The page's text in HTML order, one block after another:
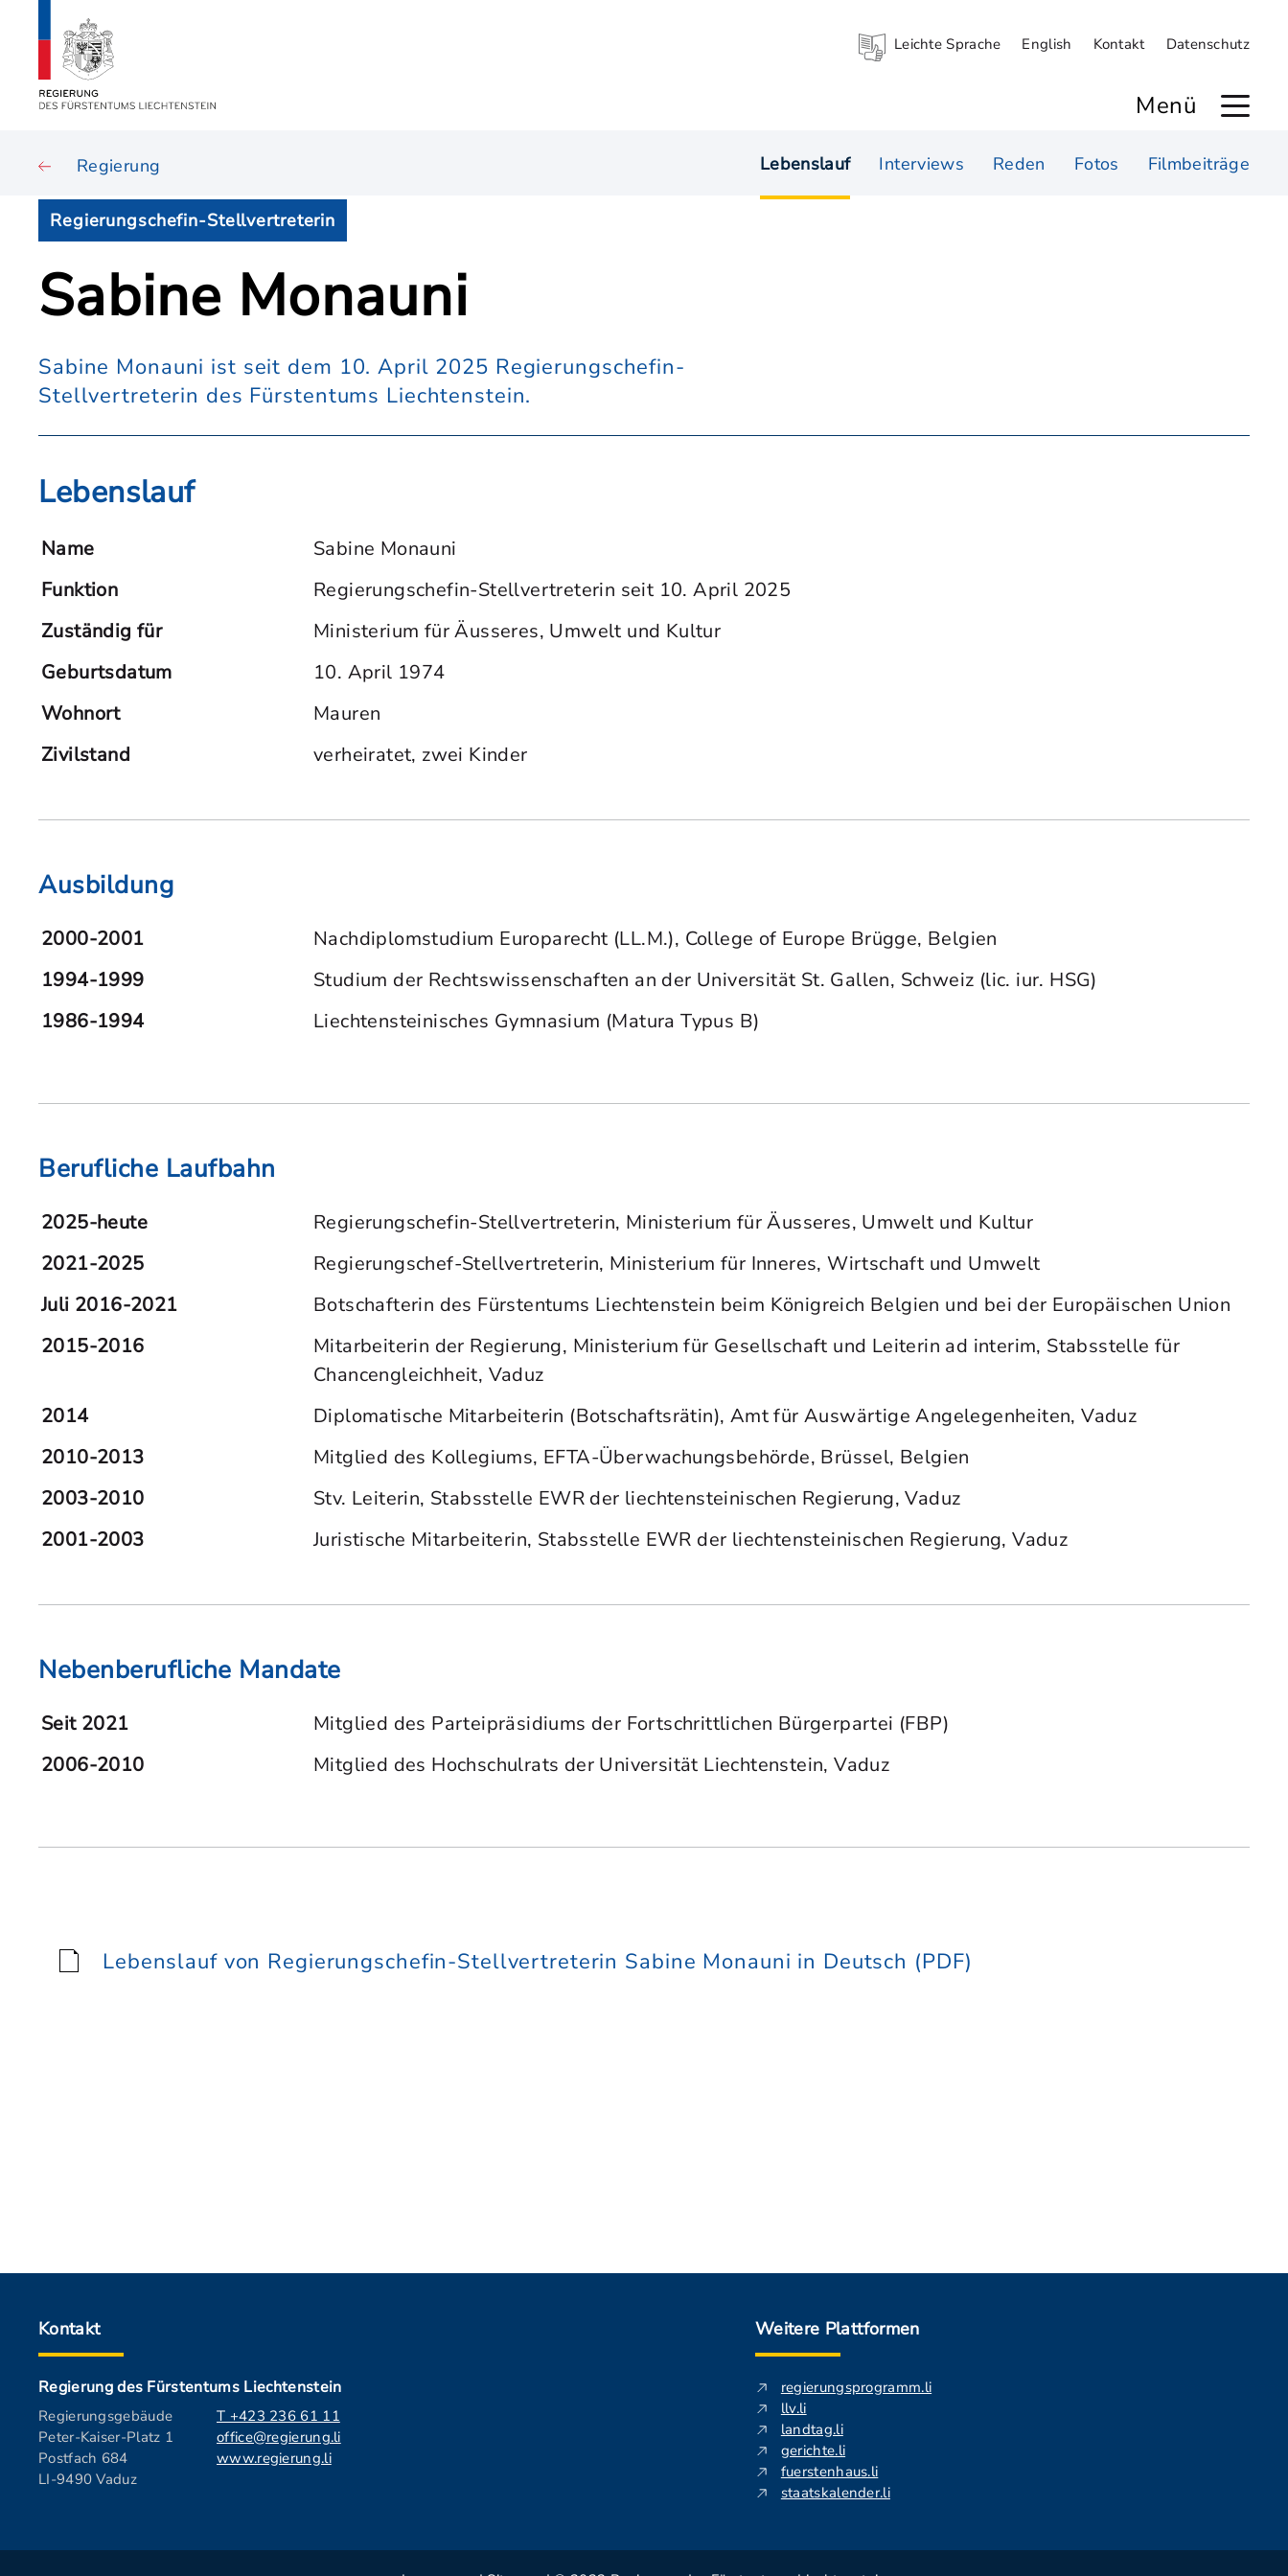
Leichte Sprache English Kontakt Datenschutz
Menü
Regierung Lebenslauf Interviews Reden Fotos Filmbeiträge
Regierungschefin-Stellvertreterin
Sabine Monauni
Sabine Monauni ist seit dem 10. April 2025 Regierungschefin-
Stellvertreterin des Fürstentums Liechtenstein.
Lebenslauf
Name
Sabine Monauni
Funktion
Regierungschefin-Stellvertreterin seit 10. April 2025
Zuständig für
Ministerium für Äusseres, Umwelt und Kultur
Geburtsdatum
10. April 1974
Wohnort
Mauren
Zivilstand
verheiratet, zwei Kinder
Ausbildung
2000-2001
Nachdiplomstudium Europarecht (LL.M.), College of Europe Brügge, Belgien
1994-1999
Studium der Rechtswissenschaften an der Universität St. Gallen, Schweiz (lic. iur. HSG)
1986-1994
Liechtensteinisches Gymnasium (Matura Typus B)
Berufliche Laufbahn
2025-heute
Regierungschefin-Stellvertreterin, Ministerium für Äusseres, Umwelt und Kultur
2021-2025
Regierungschef-Stellvertreterin, Ministerium für Inneres, Wirtschaft und Umwelt
Juli 2016-2021
Botschafterin des Fürstentums Liechtenstein beim Königreich Belgien und bei der Europäischen Union
2015-2016
Mitarbeiterin der Regierung, Ministerium für Gesellschaft und Leiterin ad interim, Stabsstelle für
Chancengleichheit, Vaduz
2014
Diplomatische Mitarbeiterin (Botschaftsrätin), Amt für Auswärtige Angelegenheiten, Vaduz
2010-2013
Mitglied des Kollegiums, EFTA-Überwachungsbehörde, Brüssel, Belgien
2003-2010
Stv. Leiterin, Stabsstelle EWR der liechtensteinischen Regierung, Vaduz
2001-2003
Juristische Mitarbeiterin, Stabsstelle EWR der liechtensteinischen Regierung, Vaduz
Nebenberufliche Mandate
Seit 2021
Mitglied des Parteipräsidiums der Fortschrittlichen Bürgerpartei (FBP)
2006-2010
Mitglied des Hochschulrats der Universität Liechtenstein, Vaduz
Lebenslauf von Regierungschefin-Stellvertreterin Sabine Monauni in Deutsch (PDF)
Kontakt
Regierung des Fürstentums Liechtenstein
Regierungsgebäude
Peter-Kaiser-Platz 1
Postfach 684
LI-9490 Vaduz
T +423 236 61 11
office@regierung.li
www.regierung.li
Weitere Plattformen
regierungsprogramm.li
llv.li
landtag.li
gerichte.li
fuerstenhaus.li
staatskalender.li